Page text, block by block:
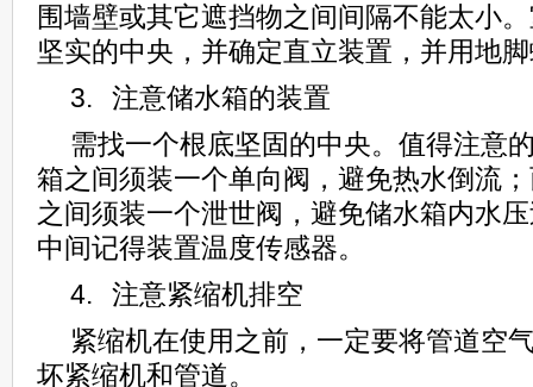
围墙壁或其它遮挡物之间间隔不能太小
坚实的中央，并确定直立装置，并用地
3. 注意储水箱的装置
需找一个根底坚固的中央。值得注意
箱之间须装一个单向阀，避免热水倒流
之间须装一个泄世阀，避免储水箱内水
中间记得装置温度传感器。
4. 注意紧缩机排空
紧缩机在使用之前，一定要将管道空
坏紧缩机和管道。